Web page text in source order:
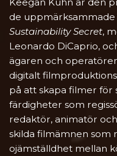
de
Sustainability Secret,
Leonardo DiCaprio,
ägaren och
digitalt
på att skapa filmer för
färdigheter som
redaktör, animatör
skilda filmämnen som
ojämställdhet mellan